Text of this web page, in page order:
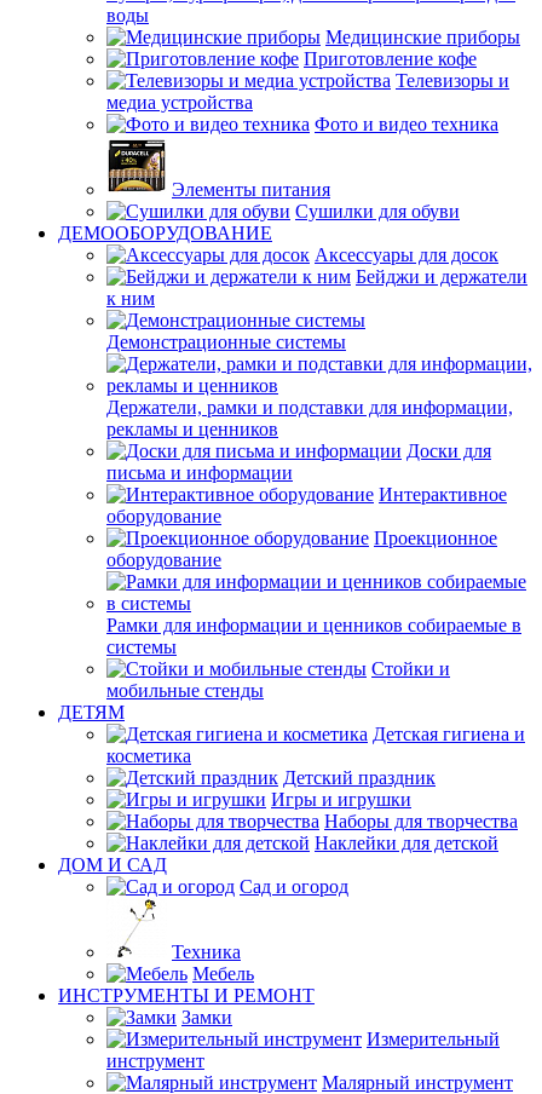
воды
Медицинские приборы
Приготовление кофе
Телевизоры и
медиа устройства
Фото и видео техника
Элементы питания
Сушилки для обуви
ДЕМООБОРУДОВАНИЕ
Аксессуары для досок
Бейджи и держатели
к ним
Демонстрационные системы
Держатели, рамки и подставки для информации,
рекламы и ценников
Доски для
письма и информации
Интерактивное
оборудование
Проекционное
оборудование
Рамки для информации и ценников собираемые в
системы
Стойки и
мобильные стенды
ДЕТЯМ
Детская гигиена и
косметика
Детский праздник
Игры и игрушки
Наборы для творчества
Наклейки для детской
ДОМ И САД
Сад и огород
Техника
Мебель
ИНСТРУМЕНТЫ И РЕМОНТ
Замки
Измерительный
инструмент
Малярный инструмент